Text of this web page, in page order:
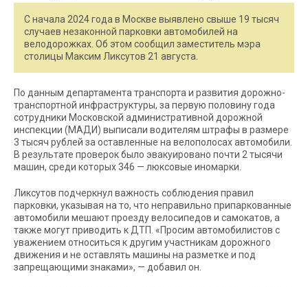
С начала 2024 года в Москве выявлено свыше 19 тысяч
случаев незаконной парковки автомобилей на
велодорожках. Об этом сообщил заместитель мэра
столицы Максим Ликсутов 21 августа.
По данным департамента транспорта и развития дорожно-
транспортной инфраструктуры, за первую половину года
сотрудники Московской административной дорожной
инспекции (МАДИ) выписали водителям штрафы в размере
3 тысяч рублей за оставленные на велополосах автомобили.
В результате проверок было эвакуировано почти 2 тысячи
машин, среди которых 346 — люксовые иномарки.
Ликсутов подчеркнул важность соблюдения правил
парковки, указывая на то, что неправильно припаркованные
автомобили мешают проезду велосипедов и самокатов, а
также могут приводить к ДТП. «Просим автомобилистов с
уважением относиться к другим участникам дорожного
движения и не оставлять машины на разметке и под
запрещающими знаками», — добавил он.